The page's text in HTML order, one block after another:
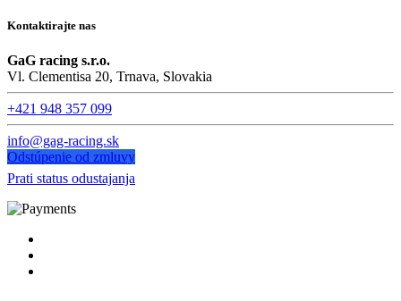
Kontaktirajte nas
GaG racing s.r.o.
Vl. Clementisa 20, Trnava, Slovakia
+421 948 357 099
info@gag-racing.sk
Odstúpenie od zmluvy
Prati status odustajanja